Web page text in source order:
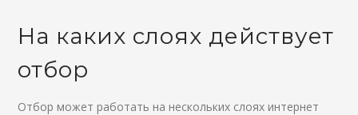
На каких слоях действует
отбор
Отбор может работать на нескольких слоях интернет